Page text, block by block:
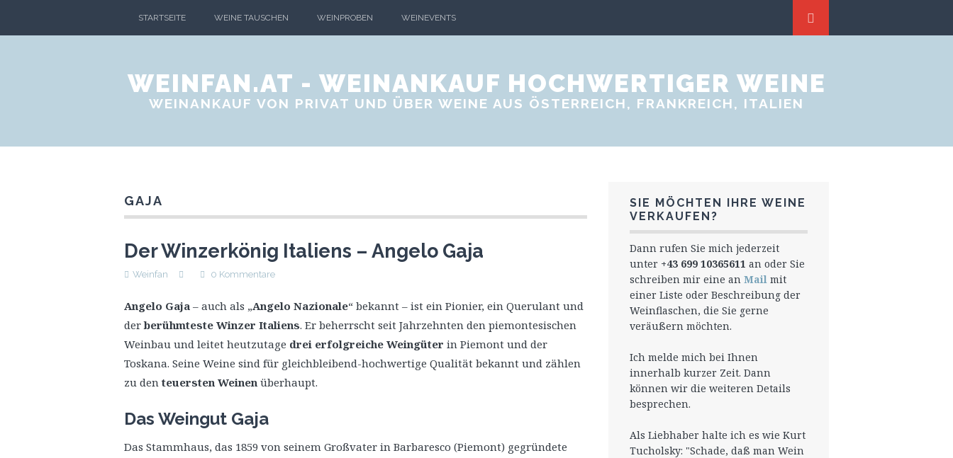
STARTSEITE WEINE TAUSCHEN WEINPROBEN WEINEVENTS
WEINFAN.AT - WEINANKAUF HOCHWERTIGER WEINE
WEINANKAUF VON PRIVAT UND ÜBER WEINE AUS ÖSTERREICH, FRANKREICH, ITALIEN
GAJA
Der Winzerkönig Italiens – Angelo Gaja
Weinfan 0 Kommentare
Angelo Gaja – auch als „Angelo Nazionale“ bekannt – ist ein Pionier, ein Querulant und
derberühmteste Winzer Italiens. Er beherrscht seit Jahrzehnten den piemontesischen
Weinbau und leitet heutzutage drei erfolgreiche Weingüter in Piemont und der
Toskana. Seine Weine sind für gleichbleibend-hochwertige Qualität bekannt und zählen
zu denteuersten Weinen überhaupt.
Das Weingut Gaja
Das Stammhaus, das 1859 von seinem Großvater in Barbaresco (Piemont) gegründete
SIE MÖCHTEN IHRE WEINE
VERKAUFEN?
Dann rufen Sie mich jederzeit
unter +43 699 10365611 an oder Sie
schreiben mir eine an Mailmit
einer Liste oder Beschreibung der
Weinflaschen, die Sie gerne
veräußern möchten.
Ich melde mich bei Ihnen
innerhalb kurzer Zeit. Dann
können wir die weiteren Details
besprechen.
Als Liebhaber halte ich es wie Kurt
Tucholsky: "Schade, daß man Wein